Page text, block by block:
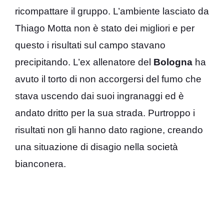
ricompattare il gruppo. L’ambiente lasciato da
Thiago Motta non è stato dei migliori e per
questo i risultati sul campo stavano
precipitando. L’ex allenatore del Bologna ha
avuto il torto di non accorgersi del fumo che
stava uscendo dai suoi ingranaggi ed è
andato dritto per la sua strada. Purtroppo i
risultati non gli hanno dato ragione, creando
una situazione di disagio nella società
bianconera.